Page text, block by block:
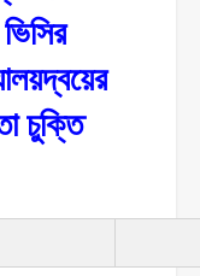
চুক্তি